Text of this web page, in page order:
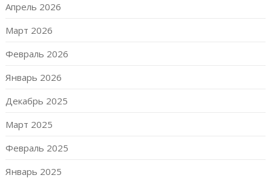
Апрель 2026
Март 2026
Февраль 2026
Январь 2026
Декабрь 2025
Март 2025
Февраль 2025
Январь 2025